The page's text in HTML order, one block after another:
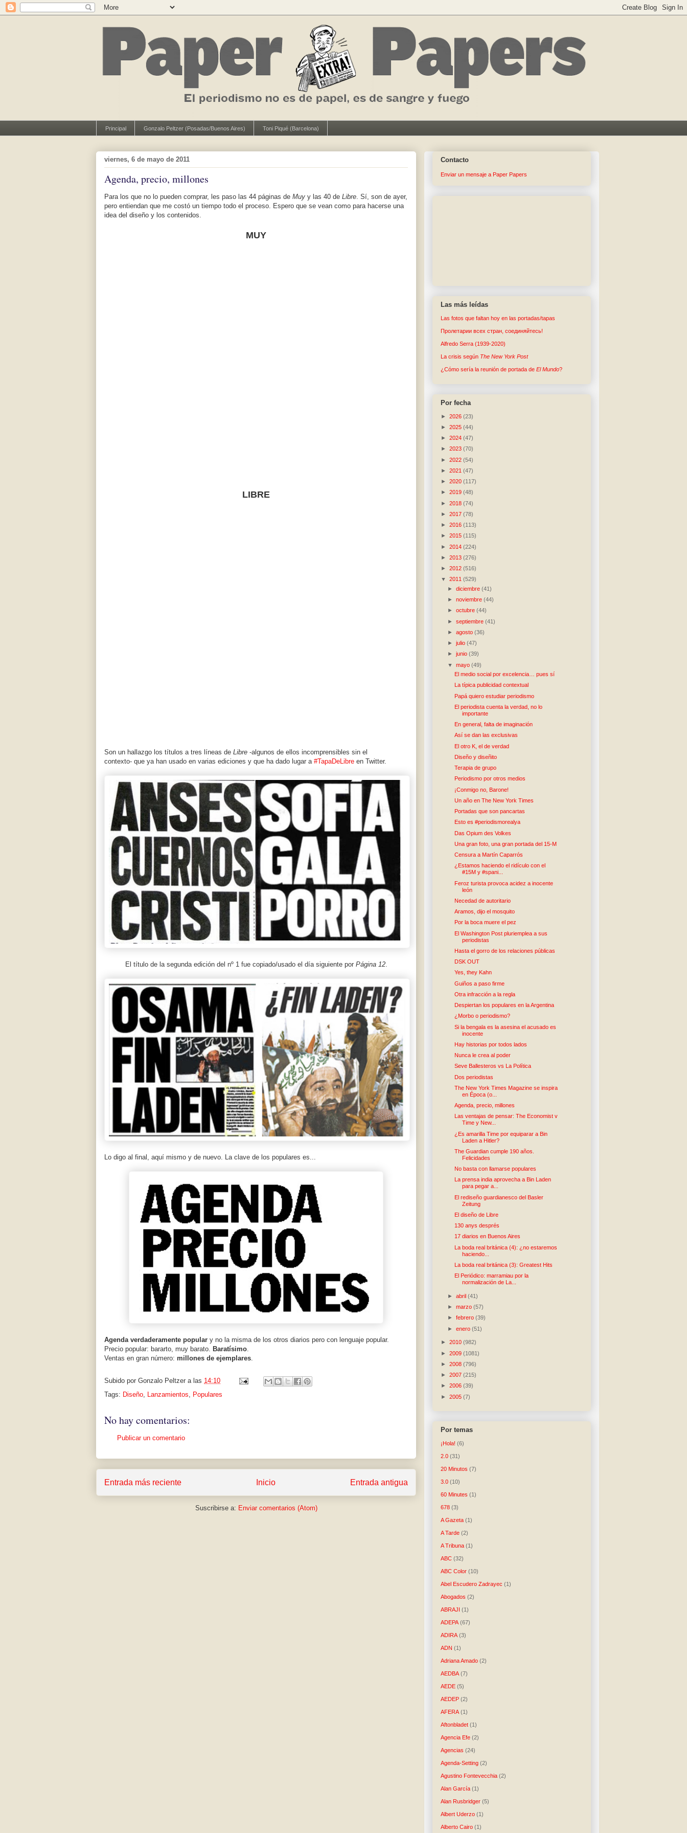
Principal Gonzalo Peltzer (Posadas/Buenos Aires) Toni Piqué (Barcelona)
viernes, 6 de mayo de 2011
Agenda, precio, millones
Para los que no lo pueden comprar, les paso las 44 páginas de Muy y las 40 de Libre. Sí, son de ayer,
pero entiendan que me costó un tiempo todo el proceso. Espero que se vean como para hacerse una
idea del diseño y los contenidos.
MUY
LIBRE
Son un hallazgo los títulos a tres líneas de Libre -algunos de ellos incomprensibles sin el
contexto- que ya han usado en varias ediciones y que ha dado lugar a #TapaDeLibre en Twitter.
El título de la segunda edición del nº 1 fue copiado/usado el día siguiente por Página 12.
Lo digo al final, aquí mismo y de nuevo. La clave de los populares es...
Agenda verdaderamente popular y no la misma de los otros diarios pero con lenguaje popular.
Precio popular: bararto, muy barato. Baratísimo.
Ventas en gran número: millones de ejemplares.
Subido por Gonzalo Peltzer a las 14:10
Tags: Diseño, Lanzamientos, Populares
No hay comentarios:
Publicar un comentario
Entrada más reciente Entrada antigua
Inicio
Suscribirse a: Enviar comentarios (Atom)
Contacto
Enviar un mensaje a Paper Papers
Las más leídas
Las fotos que faltan hoy en las portadas/tapas
Пролетарии всех стран, соединяйтесь!
Alfredo Serra (1939-2020)
La crisis según The New York Post
¿Cómo sería la reunión de portada de El Mundo?
Por fecha
► 2026 (23)
► 2025 (44)
► 2024 (47)
► 2023 (70)
► 2022 (54)
► 2021 (47)
► 2020 (117)
► 2019 (48)
► 2018 (74)
► 2017 (78)
► 2016 (113)
► 2015 (115)
► 2014 (224)
► 2013 (276)
► 2012 (516)
▼ 2011 (529)
►diciembre(41)
►noviembre(44)
►octubre(44)
►septiembre(41)
►agosto(36)
►julio(47)
►junio(39)
▼mayo(49)
El medio social por excelencia… pues sí
La típica publicidad contextual
Papá quiero estudiar periodismo
El periodista cuenta la verdad, no lo
importante
En general, falta de imaginación
Así se dan las exclusivas
El otro K, el de verdad
Diseño y diseñito
Terapia de grupo
Periodismo por otros medios
¡Conmigo no, Barone!
Un año en The New York Times
Portadas que son pancartas
Esto es #periodismorealya
Das Opium des Volkes
Una gran foto, una gran portada del 15-M
Censura a Martín Caparrós
¿Estamos haciendo el ridículo con el
#15M y #spani...
Feroz turista provoca acidez a inocente
león
Necedad de autoritario
Aramos, dijo el mosquito
Por la boca muere el pez
El Washington Post pluriemplea a sus
periodistas
Hasta el gorro de los relaciones públicas
DSK OUT
Yes, they Kahn
Guiños a paso firme
Otra infracción a la regla
Despiertan los populares en la Argentina
¿Morbo o periodismo?
Si la bengala es la asesina el acusado es
inocente
Hay historias por todos lados
Nunca le crea al poder
Seve Ballesteros vs La Política
Dos periodistas
The New York Times Magazine se inspira
en Época (o...
Agenda, precio, millones
Las ventajas de pensar: The Economist v
Time y New...
¿Es amarilla Time por equiparar a Bin
Laden a Hitler?
The Guardian cumple 190 años.
Felicidades
No basta con llamarse populares
La prensa india aprovecha a Bin Laden
para pegar a...
El rediseño guardianesco del Basler
Zeitung
El diseño de Libre
130 anys després
17 diarios en Buenos Aires
La boda real británica (4): ¿no estaremos
haciendo...
La boda real británica (3): Greatest Hits
El Periódico: marramiau por la
normalización de La...
►abril(41)
►marzo(57)
►febrero(39)
►enero(51)
► 2010 (982)
► 2009 (1081)
► 2008 (796)
► 2007 (215)
► 2006 (39)
► 2005 (7)
Por temas
¡Hola! (6)
2.0 (31)
20 Minutos (7)
3.0 (10)
60 Minutes (1)
678 (3)
A Gazeta (1)
A Tarde (2)
A Tribuna (1)
ABC (32)
ABC Color (10)
Abel Escudero Zadrayec (1)
Abogados (2)
ABRAJI (1)
ADEPA (67)
ADIRA (3)
ADN (1)
Adriana Amado (2)
AEDBA (7)
AEDE (5)
AEDEP (2)
AFERA (1)
Aftonbladet (1)
Agencia Efe (2)
Agencias (24)
Agenda-Setting (2)
Agustino Fontevecchia (2)
Alan García (1)
Alan Rusbridger (5)
Albert Uderzo (1)
Alberto Cairo (1)